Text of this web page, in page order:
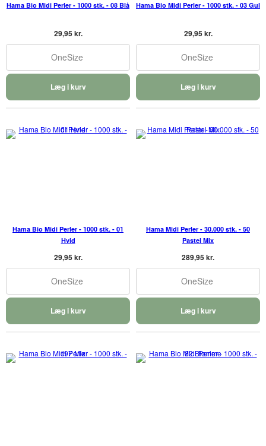
Hama Bio Midi Perler - 1000 stk. - 08 Blå
29,95 kr.
OneSize
Læg i kurv
Hama Bio Midi Perler - 1000 stk. - 03 Gul
29,95 kr.
OneSize
Læg i kurv
Hama Bio Midi Perler - 1000 stk. - 01
Hvid
29,95 kr.
OneSize
Læg i kurv
Hama Midi Perler - 30.000 stk. - 50
Pastel Mix
289,95 kr.
OneSize
Læg i kurv